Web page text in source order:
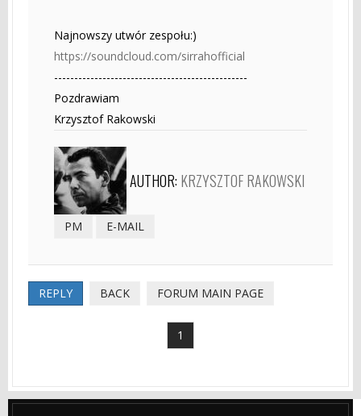
Najnowszy utwór zespołu:)
https://soundcloud.com/sirrahofficial
------------------------------------------------
Pozdrawiam
Krzysztof Rakowski
AUTHOR: KRZYSZTOF RAKOWSKI
PM E-MAIL
REPLY BACK FORUM MAIN PAGE
1